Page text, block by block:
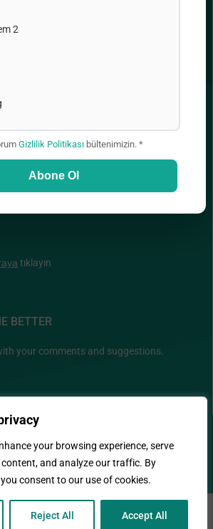
your browsing experience, serve
and analyze our traffic. By
consent to our use of cookies.
Reject All Accept All
info@idep.org.cy
tıklayın
BETTER
your comments and suggestions.
2
Gizlilik Politikası bültenimizin. *
Abone Ol